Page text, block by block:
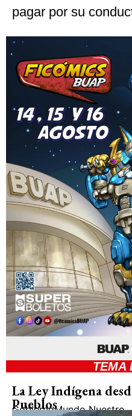
pagar por su
TEMA
La Ley Indígena
Pueblos
GobiernoMundo Nuestro